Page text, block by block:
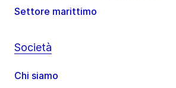
Settore marittimo
Società
Chi siamo